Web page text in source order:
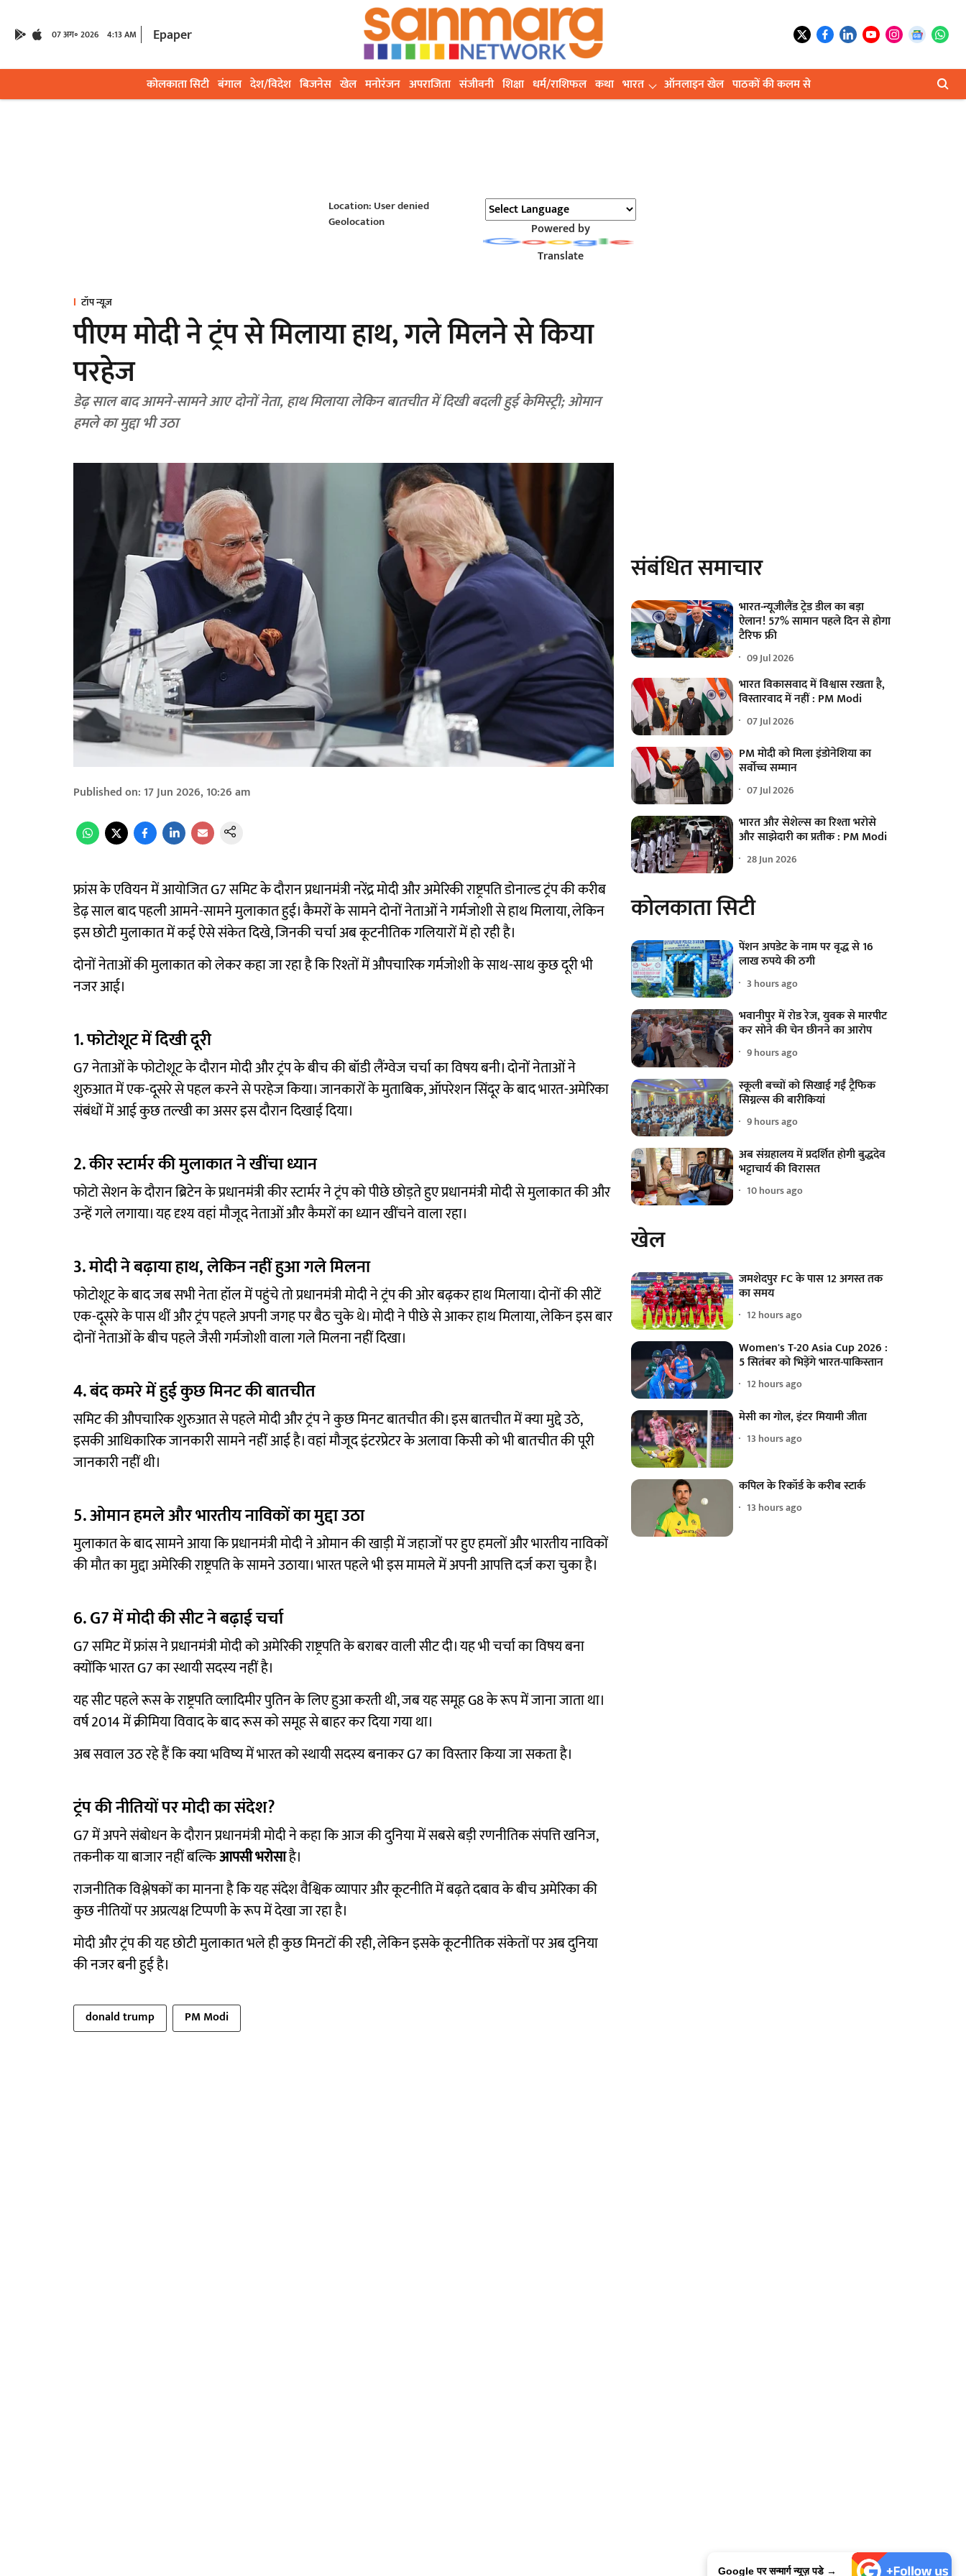
07 अग॰ 2026 4:13 AM Epaper
कोलकाता सिटी बंगाल देश/विदेश बिजनेस खेल मनोरंजन अपराजिता संजीवनी शिक्षा धर्म/राशिफल कथा भारत ऑनलाइन खेल पाठकों की कलम से
Location: User denied
Geolocation
Powered by
Translate
टॉप न्यूज़
पीएम मोदी ने ट्रंप से मिलाया हाथ, गले मिलने से किया
परहेज
डेढ़ साल बाद आमने-सामने आए दोनों नेता, हाथ मिलाया लेकिन बातचीत में दिखी बदली हुई केमिस्ट्री; ओमान
हमले का मुद्दा भी उठा
Published on: 17 Jun 2026, 10:26 am
फ्रांस के एवियन में आयोजित G7 समिट के दौरान प्रधानमंत्री नरेंद्र मोदी और अमेरिकी राष्ट्रपति डोनाल्ड ट्रंप की करीब
डेढ़ साल बाद पहली आमने-सामने मुलाकात हुई। कैमरों के सामने दोनों नेताओं ने गर्मजोशी से हाथ मिलाया, लेकिन
इस छोटी मुलाकात में कई ऐसे संकेत दिखे, जिनकी चर्चा अब कूटनीतिक गलियारों में हो रही है।
दोनों नेताओं की मुलाकात को लेकर कहा जा रहा है कि रिश्तों में औपचारिक गर्मजोशी के साथ-साथ कुछ दूरी भी
नजर आई।
1. फोटोशूट में दिखी दूरी
G7 नेताओं के फोटोशूट के दौरान मोदी और ट्रंप के बीच की बॉडी लैंग्वेज चर्चा का विषय बनी। दोनों नेताओं ने
शुरुआत में एक-दूसरे से पहल करने से परहेज किया। जानकारों के मुताबिक, ऑपरेशन सिंदूर के बाद भारत-अमेरिका
संबंधों में आई कुछ तल्खी का असर इस दौरान दिखाई दिया।
2. कीर स्टार्मर की मुलाकात ने खींचा ध्यान
फोटो सेशन के दौरान ब्रिटेन के प्रधानमंत्री कीर स्टार्मर ने ट्रंप को पीछे छोड़ते हुए प्रधानमंत्री मोदी से मुलाकात की और
उन्हें गले लगाया। यह दृश्य वहां मौजूद नेताओं और कैमरों का ध्यान खींचने वाला रहा।
3. मोदी ने बढ़ाया हाथ, लेकिन नहीं हुआ गले मिलना
फोटोशूट के बाद जब सभी नेता हॉल में पहुंचे तो प्रधानमंत्री मोदी ने ट्रंप की ओर बढ़कर हाथ मिलाया। दोनों की सीटें
एक-दूसरे के पास थीं और ट्रंप पहले अपनी जगह पर बैठ चुके थे। मोदी ने पीछे से आकर हाथ मिलाया, लेकिन इस बार
दोनों नेताओं के बीच पहले जैसी गर्मजोशी वाला गले मिलना नहीं दिखा।
4. बंद कमरे में हुई कुछ मिनट की बातचीत
समिट की औपचारिक शुरुआत से पहले मोदी और ट्रंप ने कुछ मिनट बातचीत की। इस बातचीत में क्या मुद्दे उठे,
इसकी आधिकारिक जानकारी सामने नहीं आई है। वहां मौजूद इंटरप्रेटर के अलावा किसी को भी बातचीत की पूरी
जानकारी नहीं थी।
5. ओमान हमले और भारतीय नाविकों का मुद्दा उठा
मुलाकात के बाद सामने आया कि प्रधानमंत्री मोदी ने ओमान की खाड़ी में जहाजों पर हुए हमलों और भारतीय नाविकों
की मौत का मुद्दा अमेरिकी राष्ट्रपति के सामने उठाया। भारत पहले भी इस मामले में अपनी आपत्ति दर्ज करा चुका है।
6. G7 में मोदी की सीट ने बढ़ाई चर्चा
G7 समिट में फ्रांस ने प्रधानमंत्री मोदी को अमेरिकी राष्ट्रपति के बराबर वाली सीट दी। यह भी चर्चा का विषय बना
क्योंकि भारत G7 का स्थायी सदस्य नहीं है।
यह सीट पहले रूस के राष्ट्रपति व्लादिमीर पुतिन के लिए हुआ करती थी, जब यह समूह G8 के रूप में जाना जाता था।
वर्ष 2014 में क्रीमिया विवाद के बाद रूस को समूह से बाहर कर दिया गया था।
अब सवाल उठ रहे हैं कि क्या भविष्य में भारत को स्थायी सदस्य बनाकर G7 का विस्तार किया जा सकता है।
ट्रंप की नीतियों पर मोदी का संदेश?
G7 में अपने संबोधन के दौरान प्रधानमंत्री मोदी ने कहा कि आज की दुनिया में सबसे बड़ी रणनीतिक संपत्ति खनिज,
तकनीक या बाजार नहीं बल्किआपसी भरोसाहै।
राजनीतिक विश्लेषकों का मानना है कि यह संदेश वैश्विक व्यापार और कूटनीति में बढ़ते दबाव के बीच अमेरिका की
कुछ नीतियों पर अप्रत्यक्ष टिप्पणी के रूप में देखा जा रहा है।
मोदी और ट्रंप की यह छोटी मुलाकात भले ही कुछ मिनटों की रही, लेकिन इसके कूटनीतिक संकेतों पर अब दुनिया
की नजर बनी हुई है।
donald trump PM Modi
संबंधित समाचार
भारत-न्यूजीलैंड ट्रेड डील का बड़ा
ऐलान! 57% सामान पहले दिन से होगा
टैरिफ फ्री
09 Jul 2026
भारत विकासवाद में विश्वास रखता है,
विस्तारवाद में नहीं : PM Modi
07 Jul 2026
PM मोदी को मिला इंडोनेशिया का
सर्वोच्च सम्मान
07 Jul 2026
भारत और सेशेल्स का रिश्ता भरोसे
और साझेदारी का प्रतीक : PM Modi
28 Jun 2026
कोलकाता सिटी
पेंशन अपडेट के नाम पर वृद्ध से 16
लाख रुपये की ठगी
3 hours ago
भवानीपुर में रोड रेज, युवक से मारपीट
कर सोने की चेन छीनने का आरोप
9 hours ago
स्कूली बच्चों को सिखाई गईं ट्रैफिक
सिग्नल्स की बारीकियां
9 hours ago
अब संग्रहालय में प्रदर्शित होगी बुद्धदेव
भट्टाचार्य की विरासत
10 hours ago
खेल
जमशेदपुर FC के पास 12 अगस्त तक
का समय
12 hours ago
Women's T-20 Asia Cup 2026 :
5 सितंबर को भिड़ेंगे भारत-पाकिस्तान
12 hours ago
मेसी का गोल, इंटर मियामी जीता
13 hours ago
कपिल के रिकॉर्ड के करीब स्टार्क
13 hours ago
Google पर सन्मार्ग न्यूज़ पडे →